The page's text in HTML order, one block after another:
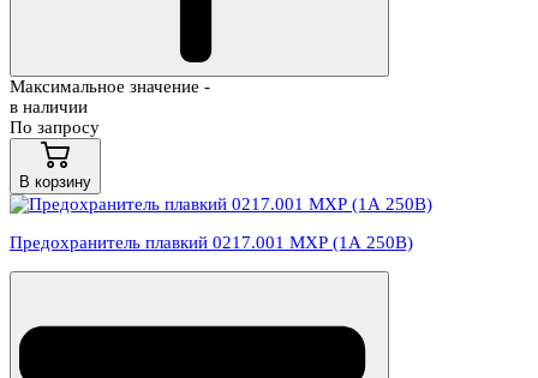
Максимальное значение -
в наличии
По запросу
В корзину
Предохранитель плавкий 0217.001 МХР (1А 250В)